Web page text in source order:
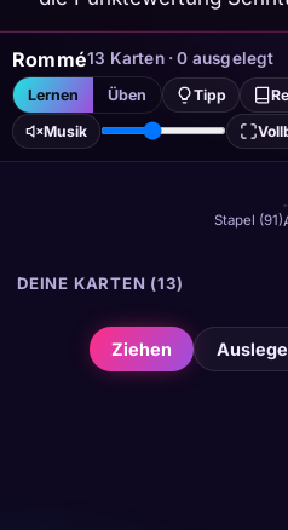
Rommé13 Karten · 0 ausgelegt
Lernen Üben Tipp
Musik
Stapel (91)
DEINE KARTEN (13)
5
♥
6♥
♥
7
♥♥♦ ♦ ♦
Ziehen